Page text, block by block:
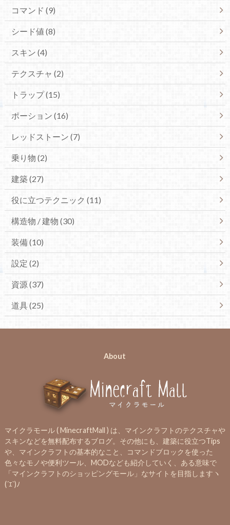
コマンド (9)
シード値 (8)
スキン (4)
テクスチャ (2)
トラップ (15)
ポーション (16)
レッドストーン (7)
乗り物 (2)
建築 (27)
役に立つテクニック (11)
構造物 / 建物 (30)
装備 (10)
設定 (2)
資源 (37)
道具 (25)
About
マイクラモール ( MinecraftMall ) は、マインクラフトのテクスチャや
スキンなどを無料配布するブログ。その他にも、建築に役立つTips
や、マインクラフトの基本的なこと、コマンドブロックを使った
色々なモノや便利ツール、MODなども紹介していく、ある意味で
「マインクラフトのショッピングモール」なサイトを目指しますヽ
(´ｴ`)ﾉ